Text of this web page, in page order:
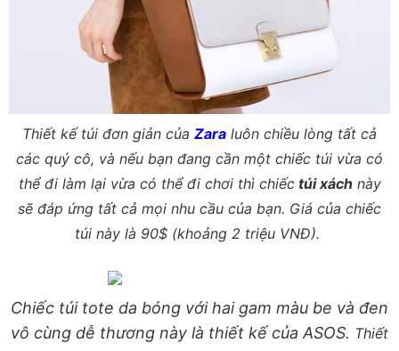
Thiết kế túi đơn giản của Zara luôn chiều lòng tất cả
các quý cô, và nếu bạn đang cần một chiếc túi vừa có
thể đi làm lại vừa có thể đi chơi thì chiếctúi xáchnày
sẽ đáp ứng tất cả mọi nhu cầu của bạn. Giá của chiếc
túi này là 90$ (khoảng 2 triệu VNĐ).
Chiếc túi tote da bóng với hai gam màu be và đen
vô cùng dễ thương này là thiết kế của ASOS. Thiết